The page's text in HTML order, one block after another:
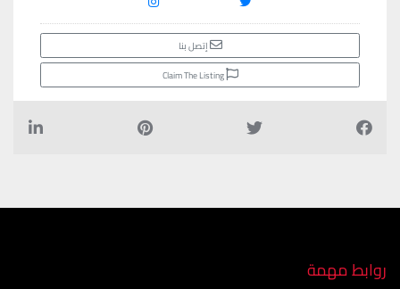
إتصل بنا
Claim The Listing
روابط مهمة